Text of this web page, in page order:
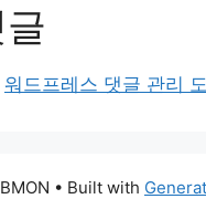
워드프레스 댓글 관리
• Built with